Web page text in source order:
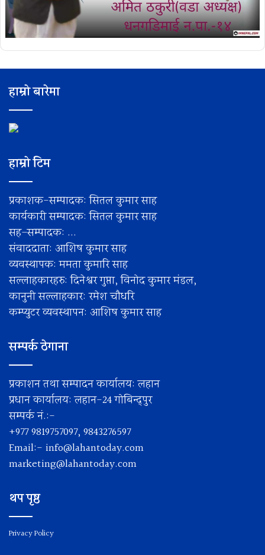
हाम्रो बारेमा
हाम्रो टिम
प्रकाशक-सम्पादक: सितल कुमार साह
कार्यकारी सम्पादक: सितल कुमार साह
सह–सम्पादक: ...
संवाददाता: आशिष कुमार साह
व्यवस्थापक: ममता कुमारि साह
सल्लाहकारहरु: दिनेश्वर गुप्ता, विनोद कुमार मंडल,
कानुनी सल्लाहकार: रमेश चाैधरि
कम्प्युटर व्यवस्थापन: आशिष कुमार साह
सम्पर्क ठेगाना
प्रकाशन तथा सम्पादन कार्यालय: लहान
प्रधान कार्यालय: लहान-24 गोबिन्द्पुर
सम्पर्क नं.:-
+977 9819757097, 9843276597
Email:- info@lahantoday.com
marketing@lahantoday.com
थप पृष्ठ
Privacy Policy